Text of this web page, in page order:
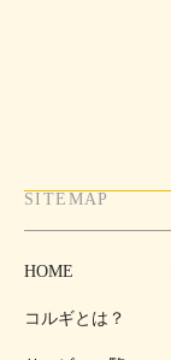
SITEMAP
HOME
コルギとは？